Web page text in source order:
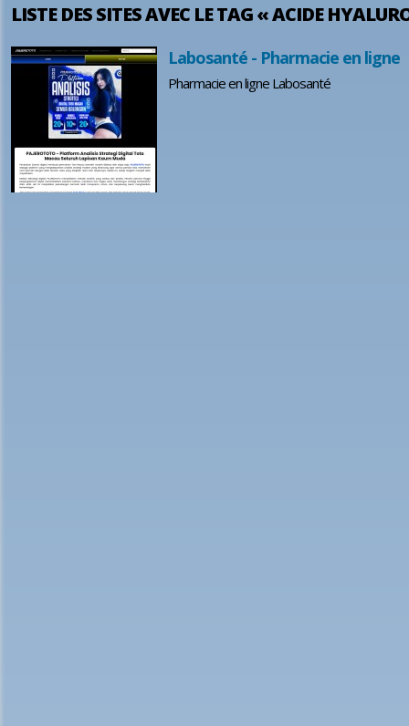
LISTE DES SITES AVEC LE TAG « ACIDE
Labosanté - Pharmacie en ligne
Pharmacie en ligne Labosanté